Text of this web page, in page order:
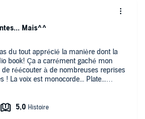
du tout apprécié la manière dont la
book! Ça a carrément gaché mon
de réécouter à de nombreuses reprises
! La voix est monocorde... Plate...
! Bref... C'est une grande déception
Mais^^